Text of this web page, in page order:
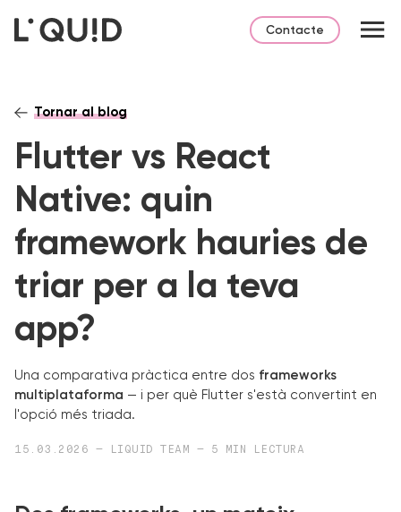
Contacte
Tornar al blog
Flutter vs React
Native: quin
framework hauries de
triar per a la teva
app?
Una comparativa pràctica entre dos frameworks
multiplataforma — i per què Flutter s'està convertint en
l'opció més triada.
15.03.2026 — LIQUID TEAM — 5 MIN LECTURA